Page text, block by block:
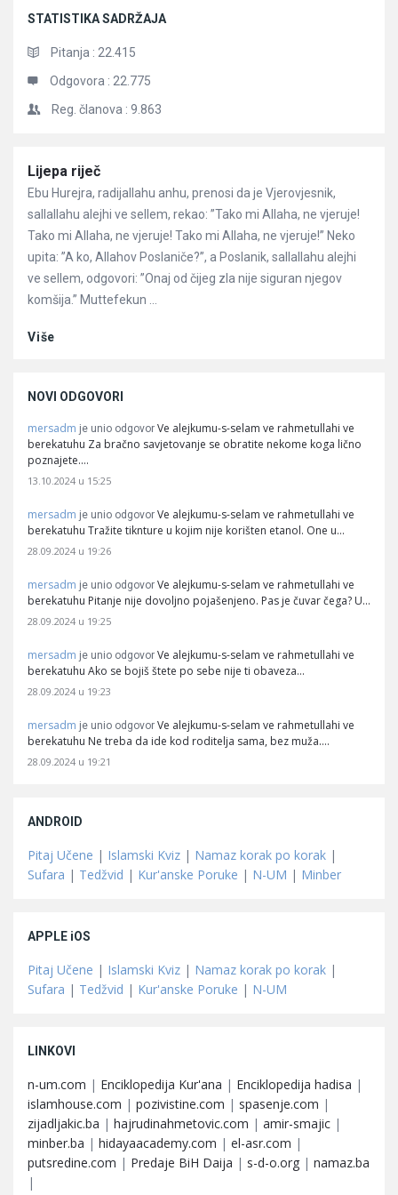
STATISTIKA SADRŽAJA
Pitanja : 22.415
Odgovora : 22.775
Reg. članova : 9.863
Članci
Lijepa riječ
Ebu Hurejra, radijallahu anhu, prenosi da je Vjerovjesnik,
sallallahu alejhi ve sellem, rekao: ”Tako mi Allaha, ne vjeruje!
Tako mi Allaha, ne vjeruje! Tako mi Allaha, ne vjeruje!” Neko
upita: ”A ko, Allahov Poslaniče?”, a Poslanik, sallallahu alejhi
ve sellem, odgovori: ”Onaj od čijeg zla nije siguran njegov
komšija.” Muttefekun ...
Više
NOVI ODGOVORI
mersadm je unio odgovor Ve alejkumu-s-selam ve rahmetullahi ve
berekatuhu Za bračno savjetovanje se obratite nekome koga lično
poznajete.…
13.10.2024 u 15:25
mersadm je unio odgovor Ve alejkumu-s-selam ve rahmetullahi ve
berekatuhu Tražite tiknture u kojim nije korišten etanol. One u…
28.09.2024 u 19:26
mersadm je unio odgovor Ve alejkumu-s-selam ve rahmetullahi ve
berekatuhu Pitanje nije dovoljno pojašenjeno. Pas je čuvar čega? U…
28.09.2024 u 19:25
mersadm je unio odgovor Ve alejkumu-s-selam ve rahmetullahi ve
berekatuhu Ako se bojiš štete po sebe nije ti obaveza…
28.09.2024 u 19:23
mersadm je unio odgovor Ve alejkumu-s-selam ve rahmetullahi ve
berekatuhu Ne treba da ide kod roditelja sama, bez muža.…
28.09.2024 u 19:21
ANDROID
Pitaj Učene | Islamski Kviz | Namaz korak po korak |
Sufara | Tedžvid | Kur'anske Poruke | N-UM | Minber
APPLE iOS
Pitaj Učene | Islamski Kviz | Namaz korak po korak |
Sufara | Tedžvid | Kur'anske Poruke | N-UM
LINKOVI
n-um.com | Enciklopedija Kur'ana | Enciklopedija hadisa |
islamhouse.com | pozivistine.com | spasenje.com |
zijadljakic.ba | hajrudinahmetovic.com | amir-smajic |
minber.ba | hidayaacademy.com | el-asr.com |
putsredine.com | Predaje BiH Daija | s-d-o.org | namaz.ba
|